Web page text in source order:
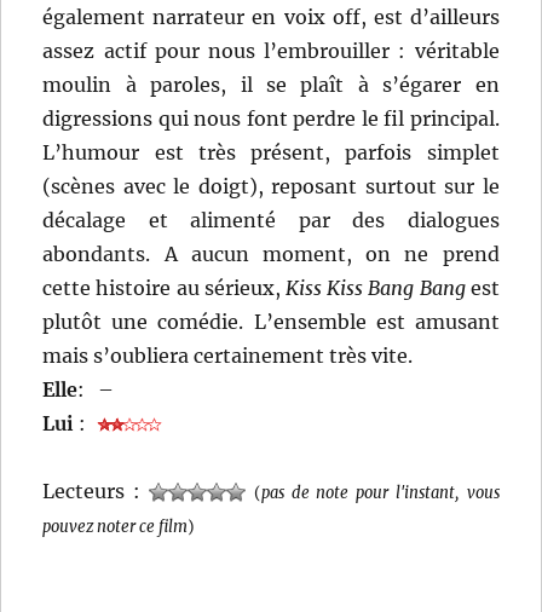
également narrateur en voix off, est d’ailleurs
assez actif pour nous l’embrouiller : véritable
moulin à paroles, il se plaît à s’égarer en
digressions qui nous font perdre le fil principal.
L’humour est très présent, parfois simplet
(scènes avec le doigt), reposant surtout sur le
décalage et alimenté par des dialogues
abondants. A aucun moment, on ne prend
cette histoire au sérieux, Kiss Kiss Bang Bangest
plutôt une comédie. L’ensemble est amusant
mais s’oubliera certainement très vite.
Elle:
–
Lui :
Lecteurs : (pas de note pour l'instant, vous
pouvez noter ce film)